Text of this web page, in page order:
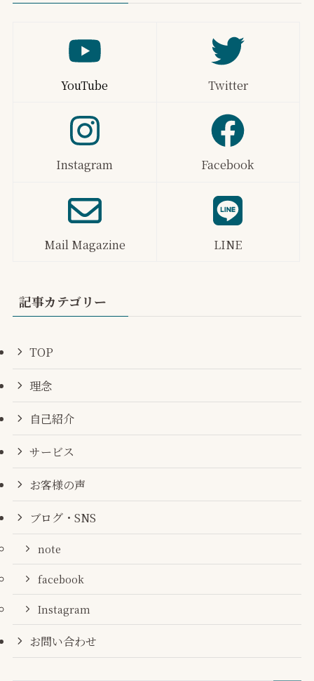
YouTube Twitter
Instagram Facebook
Mail Magazine LINE
記事カテゴリー
TOP
理念
自己紹介
サービス
お客様の声
ブログ・SNS
note
facebook
Instagram
お問い合わせ